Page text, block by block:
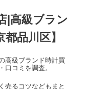
|高級ブラン
品川区】
高級ブランド時計買
口コミを調査。
売るコツなどもまと